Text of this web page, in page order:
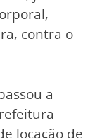
contra o
a
locação de